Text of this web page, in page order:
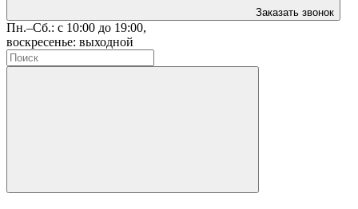
Заказать звонок
Пн.–Сб.: с 10:00 до 19:00,
воскресенье: выходной